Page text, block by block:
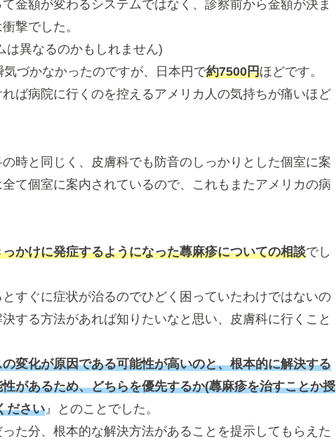
金額が変わるシステムではなく、診察前から金額が決ま
撃でした。
は異なるのかもしれません)
づかなかったのですが、日本円で約7500円ほどです。
ば病院に行くのを控えるアメリカ人の気持ちが痛いほど
時と同じく、皮膚科でも防音のしっかりとした個室に案
て個室に案内されているので、これもまたアメリカの病
かけに発症するようになった蕁麻疹についての相談でし
すぐに症状が治るのでひどく困っていたわけではないの
する方法があれば知りたいなと思い、皮膚科に行くこと
変化が原因である可能性が高いのと、根本的に解決する
があるため、どちらを優先するか(蕁麻疹を治すことか授
ださい』とのことでした。
た分、根本的な解決方法があることを提示してもらえた